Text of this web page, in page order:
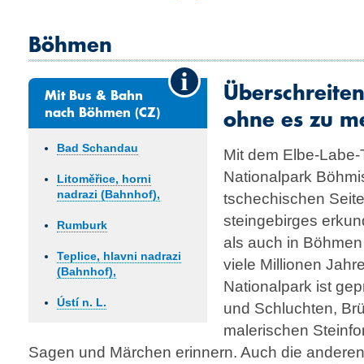
Böhmen
Mit Bus & Bahn
nach Böhmen (CZ)
Bad Schandau
Litoměřice, horni
nadrazi (Bahnhof),
Rumburk
Teplice, hlavni nadrazi
(Bahnhof),
Ústí n. L.
ohne es zu
Mit dem Elbe-
Nationalpark
tschechischen
steingebirges
als auch in
viele Millionen
Nationalpark ist
und Schluchten,
malerischen
Sagen und Märchen erinnern. Auch die